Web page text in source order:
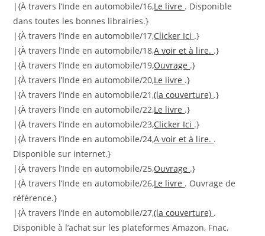
|{À travers l’Inde en automobile/16,Le livre . Disponible
dans toutes les bonnes librairies.}
|{À travers l’Inde en automobile/17,Clicker Ici .}
|{À travers l’Inde en automobile/18,A voir et à lire. .}
|{À travers l’Inde en automobile/19,Ouvrage .}
|{À travers l’Inde en automobile/20,Le livre .}
|{À travers l’Inde en automobile/21,(la couverture) .}
|{À travers l’Inde en automobile/22,Le livre .}
|{À travers l’Inde en automobile/23,Clicker Ici .}
|{À travers l’Inde en automobile/24,A voir et à lire. .
Disponible sur internet.}
|{À travers l’Inde en automobile/25,Ouvrage .}
|{À travers l’Inde en automobile/26,Le livre . Ouvrage de
référence.}
|{À travers l’Inde en automobile/27,(la couverture) .
Disponible à l’achat sur les plateformes Amazon, Fnac,